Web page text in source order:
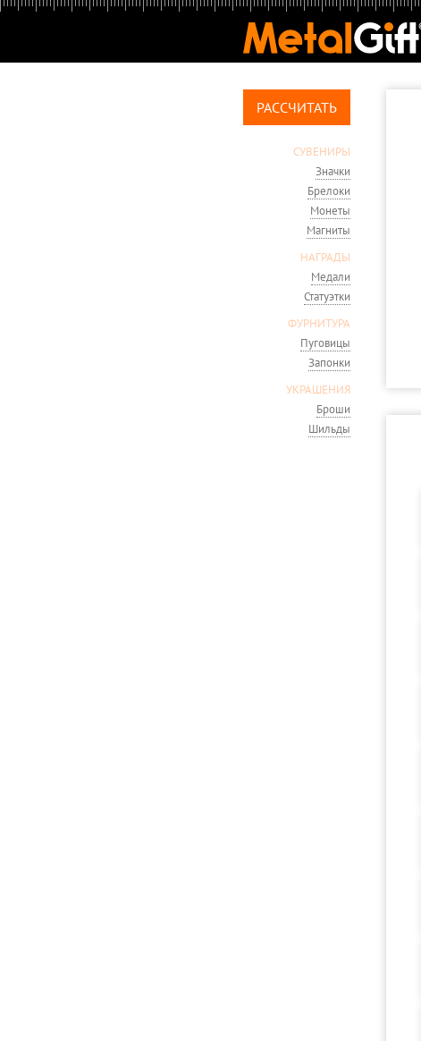
РАССЧИТАТЬ
СУВЕНИРЫ
Значки
Брелоки
Монеты
Магниты
НАГРАДЫ
Медали
Статуэтки
ФУРНИТУРА
Пуговицы
Запонки
УКРАШЕНИЯ
Броши
Шильды